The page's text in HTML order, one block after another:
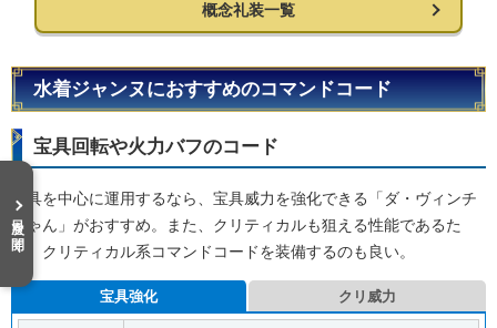
概念礼装一覧
水着ジャンヌにおすすめのコマンドコード
宝具回転や火力バフのコード
宝具を中心に運用するなら、宝具威力を強化できる「ダ・ヴィンチ
ちゃん」がおすすめ。また、クリティカルも狙える性能であるた
め、クリティカル系コマンドコードを装備するのも良い。
宝具強化 クリ威力
目次を開く